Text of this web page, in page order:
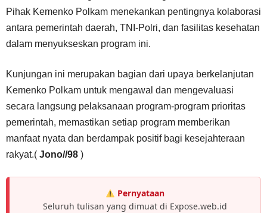
Pihak Kemenko Polkam menekankan pentingnya kolaborasi
antara pemerintah daerah, TNI-Polri, dan fasilitas kesehatan
dalam menyukseskan program ini.
Kunjungan ini merupakan bagian dari upaya berkelanjutan
Kemenko Polkam untuk mengawal dan mengevaluasi
secara langsung pelaksanaan program-program prioritas
pemerintah, memastikan setiap program memberikan
manfaat nyata dan berdampak positif bagi kesejahteraan
rakyat.( Jono//98 )
Pernyataan
Seluruh tulisan yang dimuat di Expose.web.id